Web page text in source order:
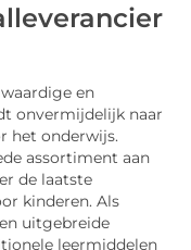
en
onvermijdelijk naar
het onderwijs.
assortiment aan
de laatste
kinderen. Als
uitgebreide
leermiddelen